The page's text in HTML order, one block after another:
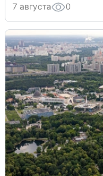
7 августа 0